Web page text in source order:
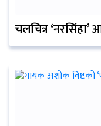
चलचित्र